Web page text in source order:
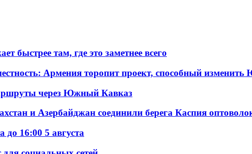
быстрее там, где это заметнее всего
Армения торопит проект, способный
через Южный Кавказ
и Азербайджан соединили берега Каспия
до 16:00 5 августа